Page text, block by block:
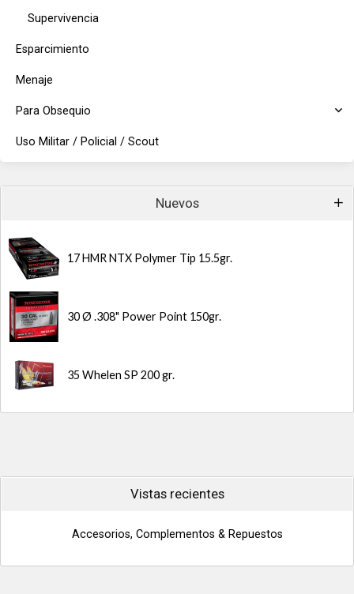
Supervivencia
Esparcimiento
Menaje
Para Obsequio
Uso Militar / Policial / Scout
Nuevos
17 HMR NTX Polymer Tip 15.5gr.
30 Ø .308" Power Point 150gr.
35 Whelen SP 200 gr.
Vistas recientes
Accesorios, Complementos & Repuestos